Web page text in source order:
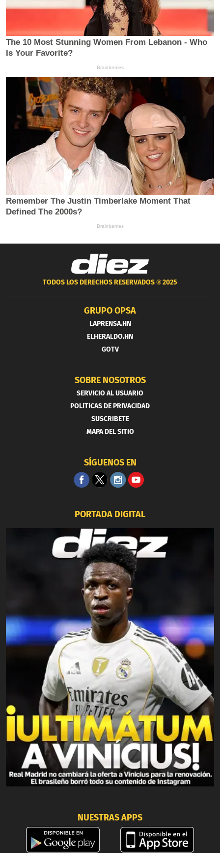
TODOS LOS DERECHOS RESERVADOS ®2025
GRUPO OPSA
LAPRENSA.HN
ELHERALDO.HN
GOTV
SOBRE NOSOTROS
SERVICIO AL USUARIO
POLITICAS DE PRIVACIDAD
SUSCRIBETE
MAPA DEL SITIO
SÍGUENOS EN
PORTADA DIGITAL
NUESTRAS APPS